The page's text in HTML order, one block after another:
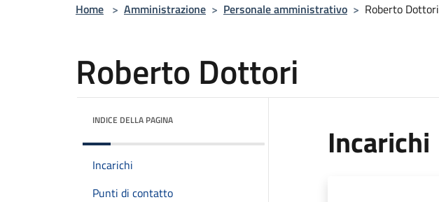
Home > Amministrazione > Personale amministrativo > Roberto Dottori
Roberto Dottori
INDICE DELLA PAGINA
Incarichi
Punti di contatto
Incarichi